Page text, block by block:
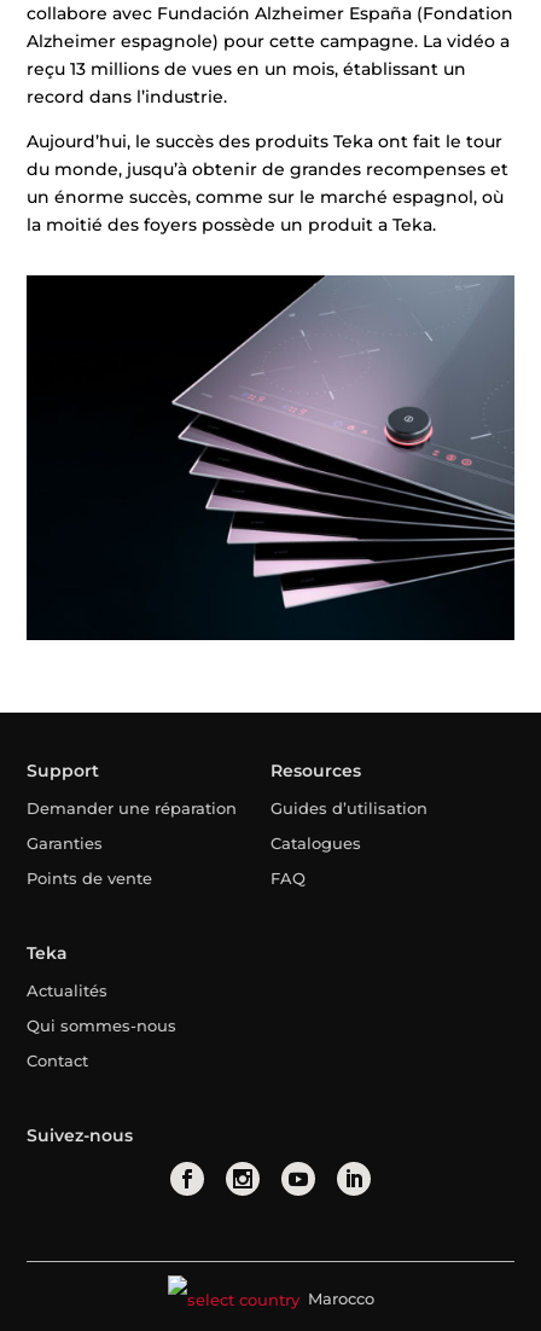
collabore avec Fundación Alzheimer España (Fondation
Alzheimer espagnole) pour cette campagne. La vidéo a
reçu 13 millions de vues en un mois, établissant un
record dans l’industrie.
Aujourd’hui, le succès des produits Teka ont fait le tour
du monde, jusqu’à obtenir de grandes recompenses et
un énorme succès, comme sur le marché espagnol, où
la moitié des foyers possède un produit a Teka.
Support
Demander une réparation
Garanties
Points de vente
Resources
Guides d’utilisation
Catalogues
FAQ
Teka
Actualités
Qui sommes-nous
Contact
Suivez-nous
Marocco